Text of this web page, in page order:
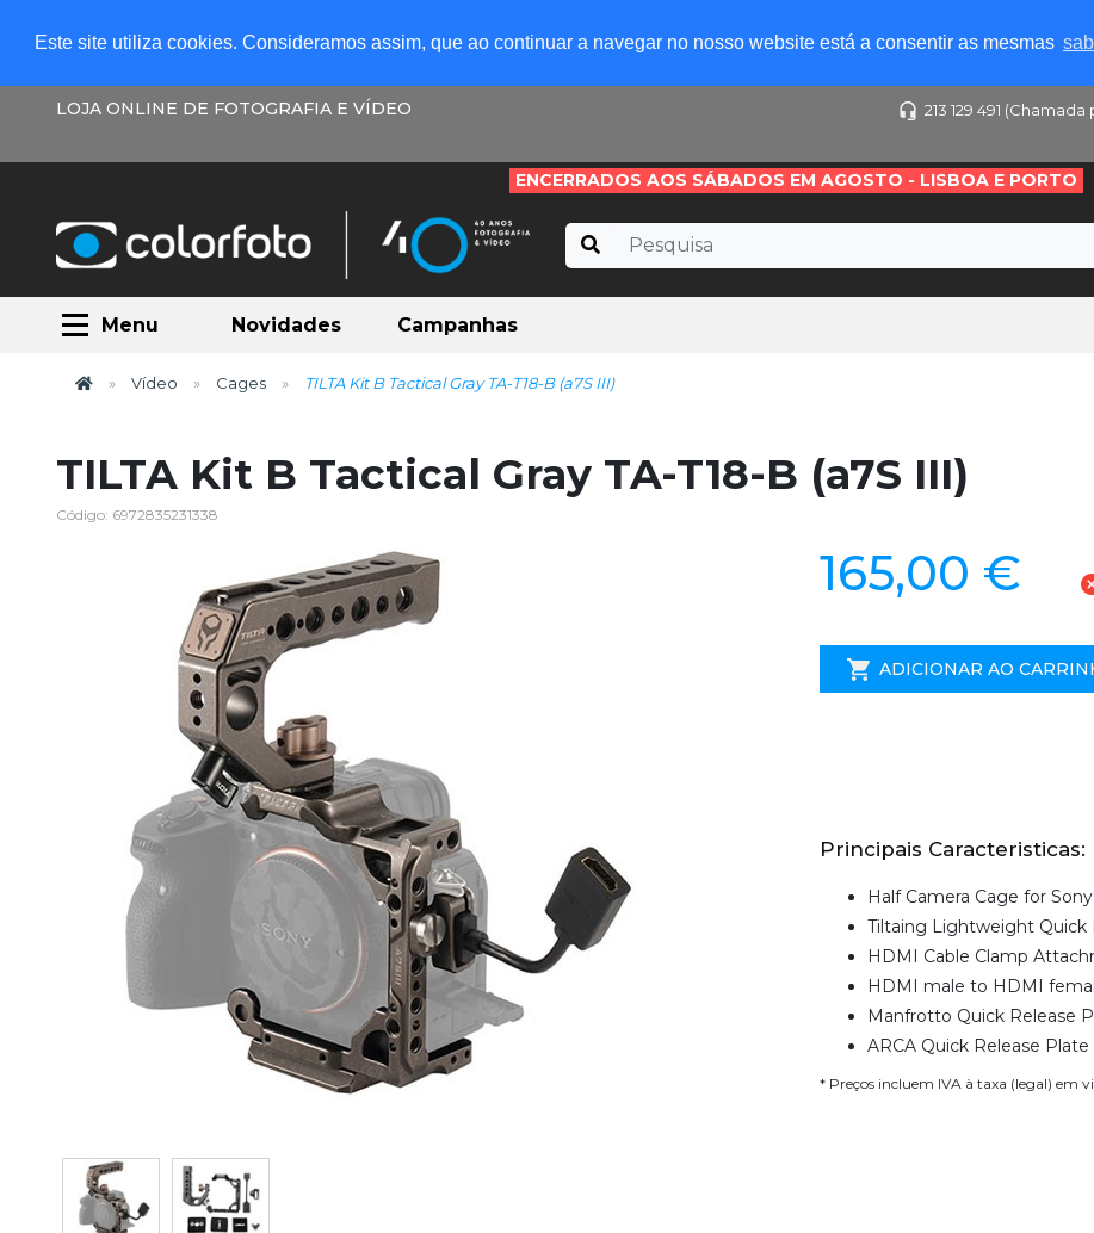
Este site utiliza cookies. Consideramos assim, que ao continuar a navegar no nosso website está a consentir as mesmas
LOJA ONLINE DE FOTOGRAFIA E VÍDEO 213 129 491
ENCERRADOS AOS SÁBADOS EM AGOSTO - LISBOA E PORTO
Menu Novidades Campanhas
Vídeo Cages TILTA Kit B Tactical Gray TA-T18-B (a7S III)
TILTA Kit B Tactical Gray TA-T18-B (a7S III)
Código: 6972835231338
165,00 €
ADICIONAR AO
Principais Caracteristicas:
Half Camera Cage for
Tiltaing Lightweight Quick
HDMI Cable Clamp
HDMI male to HDMI
Manfrotto Quick Release
ARCA Quick Release
* Preços incluem IVA à taxa (legal) em